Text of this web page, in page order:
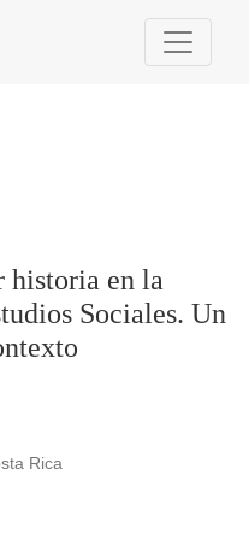
historia en la
Sociales. Un
Rica